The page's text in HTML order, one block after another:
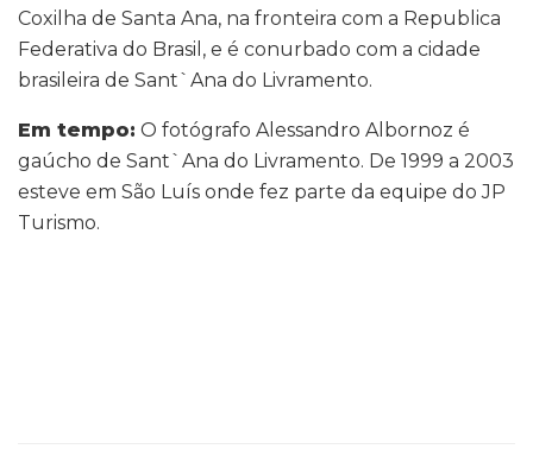
Coxilha de Santa Ana, na fronteira com a Republica
Federativa do Brasil, e é conurbado com a cidade
brasileira de Sant`Ana do Livramento.
Em tempo: O fotógrafo Alessandro Albornoz é
gaúcho de Sant`Ana do Livramento. De 1999 a 2003
esteve em São Luís onde fez parte da equipe do JP
Turismo.